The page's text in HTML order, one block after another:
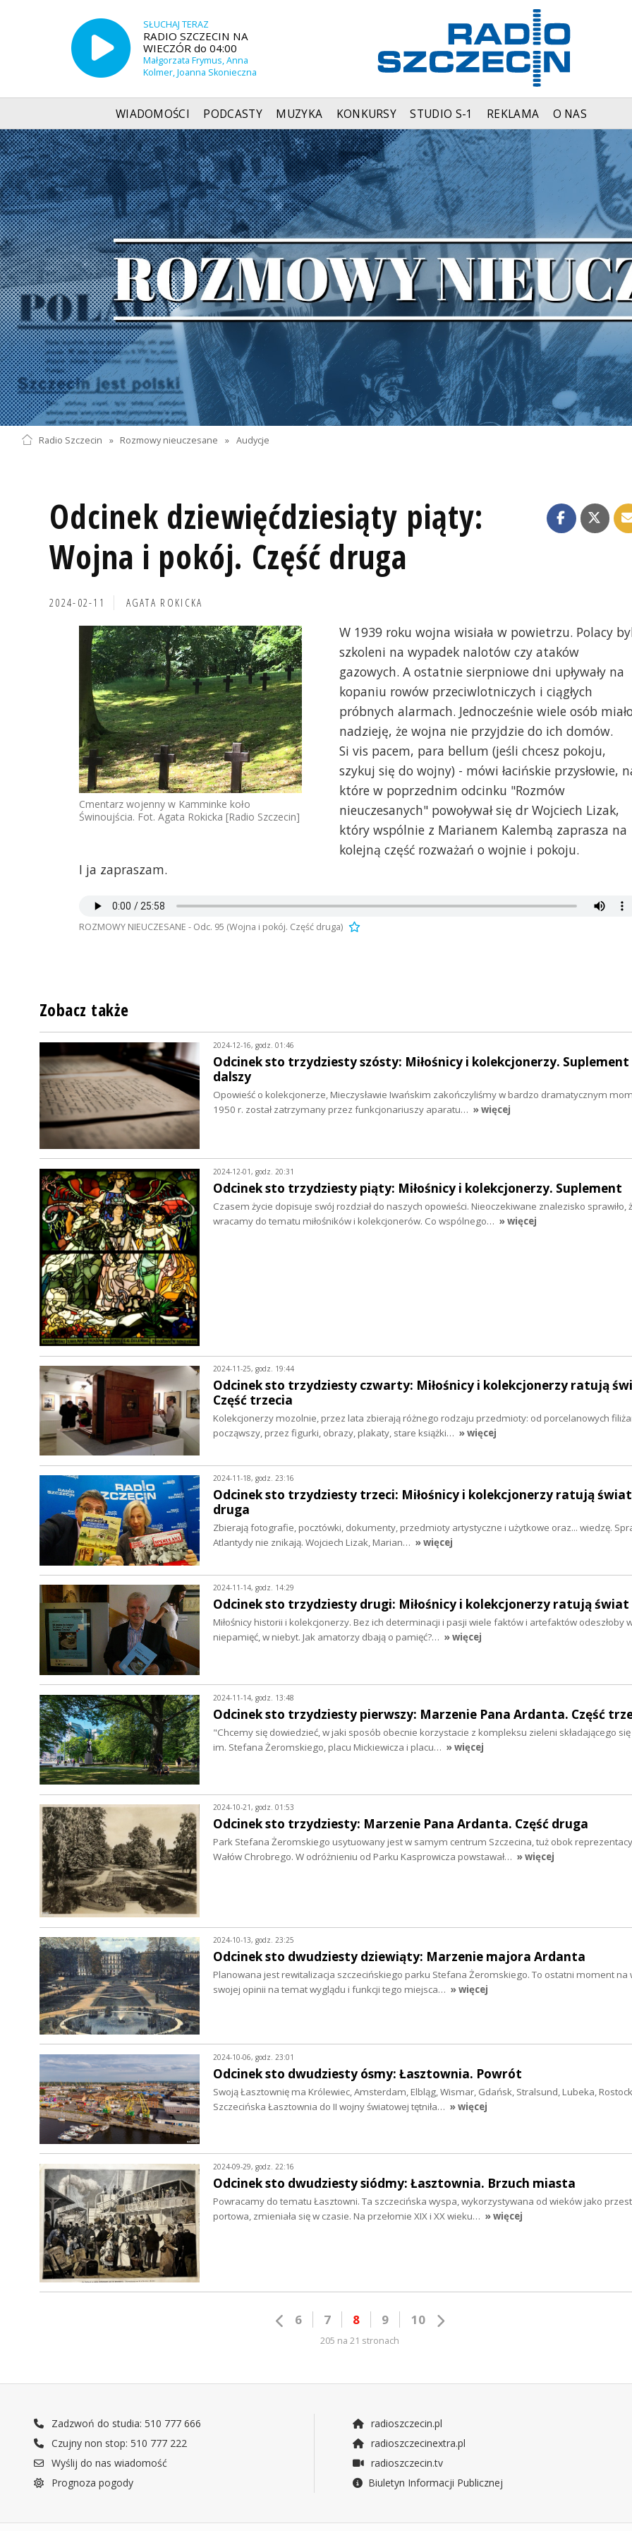
SŁUCHAJ TERAZ
RADIO SZCZECIN NA
WIECZÓR do 04:00
Małgorzata Frymus, Anna
Kolmer, Joanna Skonieczna
WIADOMOŚCI PODCASTY MUZYKA KONKURSY STUDIO S-1 REKLAMA O NAS
Radio Szczecin » Rozmowy nieuczesane » Audycje
Odcinek dziewięćdziesiąty piąty:
Wojna i pokój. Część druga
2024-02-11 AGATA ROKICKA
Cmentarz wojenny w Kamminke koło
Świnoujścia. Fot. Agata Rokicka [Radio Szczecin]
W 1939 roku wojna wisiała w powietrzu. Polacy
szkoleni na wypadek nalotów czy ataków
gazowych. A ostatnie sierpniowe dni upływały na
kopaniu rowów przeciwlotniczych i ciągłych
próbnych alarmach. Jednocześnie wiele osób
nadzieję, że wojna nie przyjdzie do ich domów.
Si vis pacem, para bellum (jeśli chcesz pokoju,
szykuj się do wojny) - mówi łacińskie przysłowie,
które w poprzednim odcinku "Rozmów
nieuczesanych" powoływał się dr Wojciech Lizak,
który wspólnie z Marianem Kalembą zaprasza na
kolejną część rozważań o wojnie i pokoju.
I ja zapraszam.
ROZMOWY NIEUCZESANE - Odc. 95 (Wojna i pokój. Część druga)
Zobacz także
2024-12-16, godz. 01:46
Odcinek sto trzydziesty szósty: Miłośnicy i kolekcjonerzy. Suplement
dalszy
Opowieść o kolekcjonerze, Mieczysławie Iwańskim zakończyliśmy w bardzo dramatycznym
1950 r. został zatrzymany przez funkcjonariuszy aparatu… » więcej
2024-12-01, godz. 20:31
Odcinek sto trzydziesty piąty: Miłośnicy i kolekcjonerzy. Suplement
Czasem życie dopisuje swój rozdział do naszych opowieści. Nieoczekiwane znalezisko sprawiło,
wracamy do tematu miłośników i kolekcjonerów. Co wspólnego… » więcej
2024-11-25, godz. 19:44
Odcinek sto trzydziesty czwarty: Miłośnicy i kolekcjonerzy ratują
Część trzecia
Kolekcjonerzy mozolnie, przez lata zbierają różnego rodzaju przedmioty: od porcelanowych
począwszy, przez figurki, obrazy, plakaty, stare książki… » więcej
2024-11-18, godz. 23:16
Odcinek sto trzydziesty trzeci: Miłośnicy i kolekcjonerzy ratują
druga
Zbierają fotografie, pocztówki, dokumenty, przedmioty artystyczne i użytkowe oraz... wiedzę.
Atlantydy nie znikają. Wojciech Lizak, Marian… » więcej
2024-11-14, godz. 14:29
Odcinek sto trzydziesty drugi: Miłośnicy i kolekcjonerzy ratują świat
Miłośnicy historii i kolekcjonerzy. Bez ich determinacji i pasji wiele faktów i artefaktów odeszłoby
niepamięć, w niebyt. Jak amatorzy dbają o pamięć?… » więcej
2024-11-14, godz. 13:48
Odcinek sto trzydziesty pierwszy: Marzenie Pana Ardanta. Część
"Chcemy się dowiedzieć, w jaki sposób obecnie korzystacie z kompleksu zieleni składającego
im. Stefana Żeromskiego, placu Mickiewicza i placu… » więcej
2024-10-21, godz. 01:53
Odcinek sto trzydziesty: Marzenie Pana Ardanta. Część druga
Park Stefana Żeromskiego usytuowany jest w samym centrum Szczecina, tuż obok
Wałów Chrobrego. W odróżnieniu od Parku Kasprowicza powstawał… » więcej
2024-10-13, godz. 23:25
Odcinek sto dwudziesty dziewiąty: Marzenie majora Ardanta
Planowana jest rewitalizacja szczecińskiego parku Stefana Żeromskiego. To ostatni moment na
swojej opinii na temat wyglądu i funkcji tego miejsca… » więcej
2024-10-06, godz. 23:01
Odcinek sto dwudziesty ósmy: Łasztownia. Powrót
Swoją Łasztownię ma Królewiec, Amsterdam, Elbląg, Wismar, Gdańsk, Stralsund, Lubeka,
Szczecińska Łasztownia do II wojny światowej tętniła… » więcej
2024-09-29, godz. 22:16
Odcinek sto dwudziesty siódmy: Łasztownia. Brzuch miasta
Powracamy do tematu Łasztowni. Ta szczecińska wyspa, wykorzystywana od wieków jako
portowa, zmieniała się w czasie. Na przełomie XIX i XX wieku… » więcej
6 7 8 9 10
205 na 21 stronach
Zadzwoń do studia: 510 777 666
Czujny non stop: 510 777 222
Wyślij do nas wiadomość
Prognoza pogody
radioszczecin.pl
radioszczecinextra.pl
radioszczecin.tv
Biuletyn Informacji Publicznej